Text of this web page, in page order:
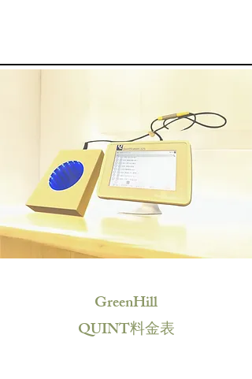
GreenHill
QUINT料金表